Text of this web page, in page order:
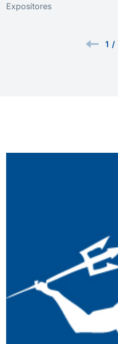
Expositores
1 /